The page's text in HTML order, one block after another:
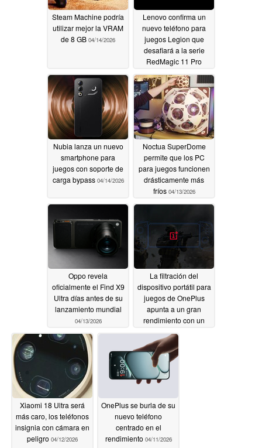
Steam Machine podría
utilizar mejor la VRAM
de 8 GB 04/14/2026
Lenovo confirma un
nuevo teléfono para
juegos Legion que
desafiará a la serie
RedMagic 11 Pro
04/14/2026
Nubia lanza un nuevo
smartphone para
juegos con soporte de
carga bypass 04/14/2026
Noctua SuperDome
permite que los PC
para juegos funcionen
drásticamente más
fríos 04/13/2026
Oppo revela
oficialmente el Find X9
Ultra días antes de su
lanzamiento mundial
04/13/2026
La filtración del
dispositivo portátil para
juegos de OnePlus
apunta a un gran
rendimiento con un
SoC ajustado
Xiaomi 18 Ultra será
más caro, los teléfonos
insignia con cámara en
peligro 04/12/2026
OnePlus se burla de su
nuevo teléfono
centrado en el
rendimiento 04/11/2026